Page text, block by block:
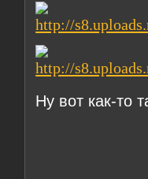
Ну вот как-то